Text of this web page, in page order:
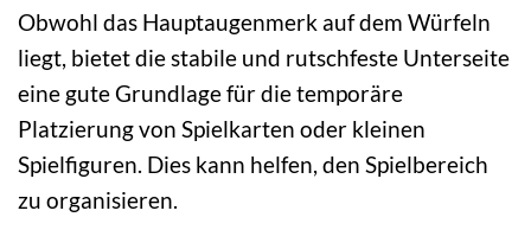
Obwohl das Hauptaugenmerk auf dem Würfeln
liegt, bietet die stabile und rutschfeste Unterseite
eine gute Grundlage für die temporäre
Platzierung von Spielkarten oder kleinen
Spielfiguren. Dies kann helfen, den Spielbereich
zu organisieren.